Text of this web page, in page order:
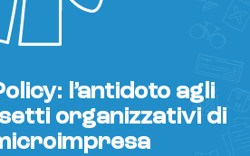
l’antidoto agli
organizzativi di